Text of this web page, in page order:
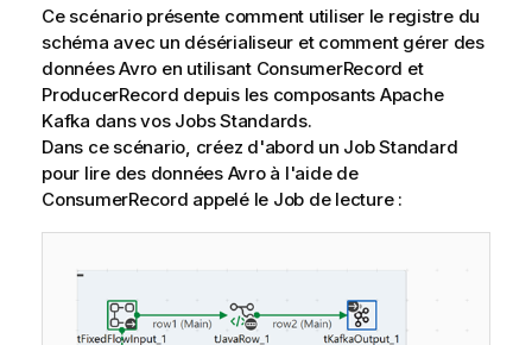
Ce scénario présente comment utiliser le registre du
schéma avec un désérialiseur et comment gérer des
données Avro en utilisant ConsumerRecord et
ProducerRecord depuis les composants Apache
Kafka dans vos Jobs Standards.
Dans ce scénario, créez d'abord un Job Standard
pour lire des données Avro à l'aide de
ConsumerRecord appelé le Job de lecture :